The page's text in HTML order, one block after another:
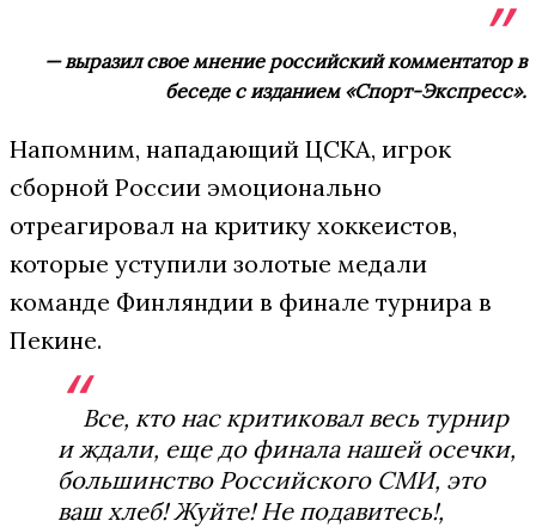
— выразил свое мнение российский комментатор в
беседе с изданием «Спорт-Экспресс».
Напомним, нападающий ЦСКА, игрок
сборной России эмоционально
отреагировал на критику хоккеистов,
которые уступили золотые медали
команде Финляндии в финале турнира в
Пекине.
Все, кто нас критиковал весь турнир
и ждали, еще до финала нашей осечки,
большинство Российского СМИ, это
ваш хлеб! Жуйте! Не подавитесь!,